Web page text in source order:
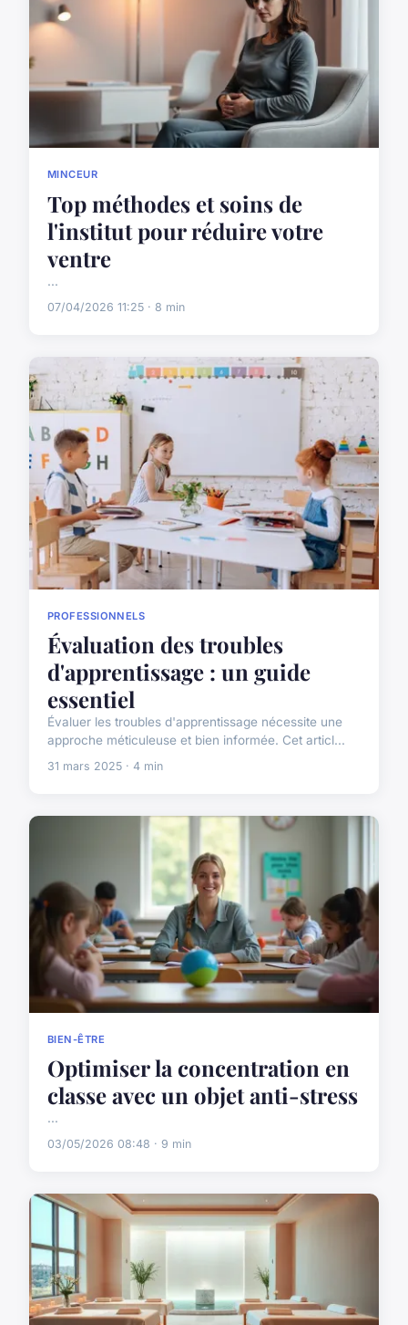
MINCEUR
Top méthodes et soins de
l'institut pour réduire votre
ventre
...
07/04/2026 11:25 · 8 min
PROFESSIONNELS
Évaluation des troubles
d'apprentissage : un guide
essentiel
Évaluer les troubles d'apprentissage nécessite une
approche méticuleuse et bien informée. Cet articl...
31 mars 2025 · 4 min
BIEN-ÊTRE
Optimiser la concentration en
classe avec un objet anti-stress
...
03/05/2026 08:48 · 9 min